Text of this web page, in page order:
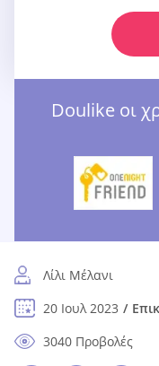
Doulike οι
Λίλι Μέλανι
20 Ιουλ 2023
3040 Προβολές